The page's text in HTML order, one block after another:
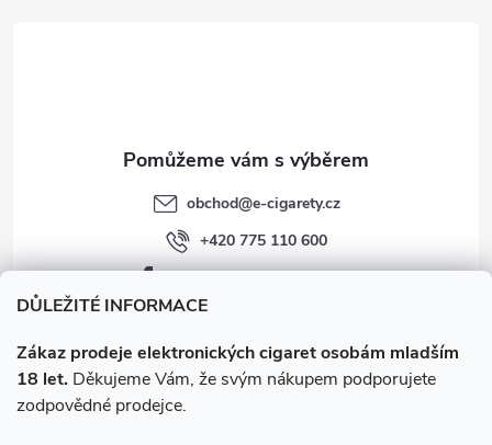
DŮLEŽITÉ INFORMACE
Zákaz prodeje elektronických cigaret osobám mladším
18 let. Děkujeme Vám, že svým nákupem podporujete
zodpovědné prodejce.
obchod@e-cigarety.cz
+420 775 110 600
facebook.com/e-cigarety.cz